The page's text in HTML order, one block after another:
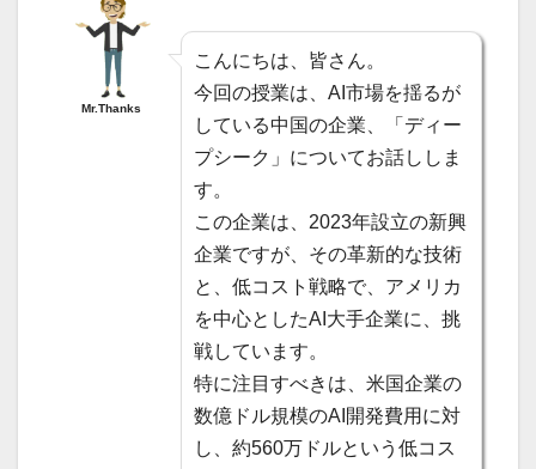
Mr.Thanks
こんにちは、皆さん。
今回の授業は、AI市場を揺るが
している中国の企業、「ディー
プシーク」についてお話ししま
す。
この企業は、2023年設立の新興
企業ですが、その革新的な技術
と、低コスト戦略で、アメリカ
を中心としたAI大手企業に、挑
戦しています。
特に注目すべきは、米国企業の
数億ドル規模のAI開発費用に対
し、約560万ドルという低コス